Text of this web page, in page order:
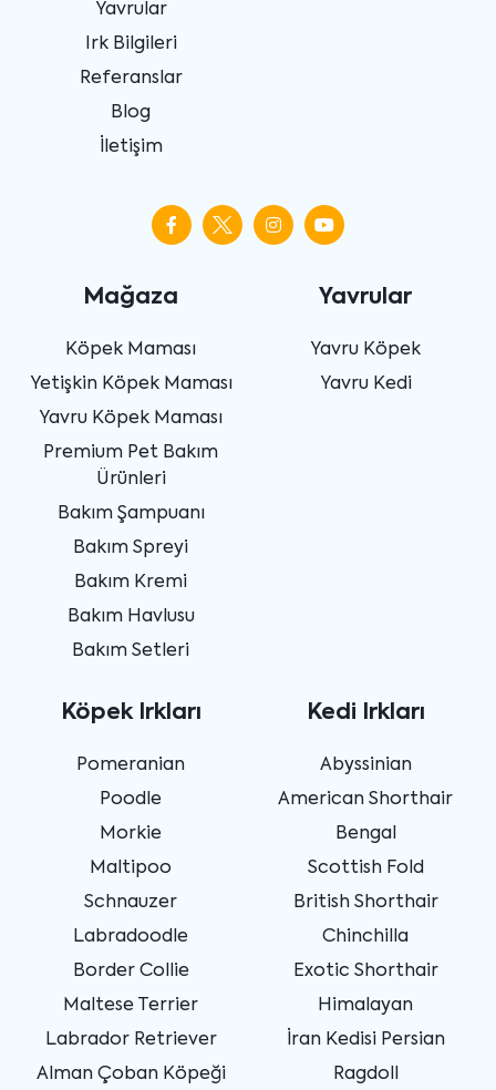
Yavrular
Irk Bilgileri
Referanslar
Blog
İletişim
Mağaza
Köpek Maması
Yetişkin Köpek Maması
Yavru Köpek Maması
Premium Pet Bakım
Ürünleri
Bakım Şampuanı
Bakım Spreyi
Bakım Kremi
Bakım Havlusu
Bakım Setleri
Yavrular
Yavru Köpek
Yavru Kedi
Köpek Irkları
Pomeranian
Poodle
Morkie
Maltipoo
Schnauzer
Labradoodle
Border Collie
Maltese Terrier
Labrador Retriever
Alman Çoban Köpeği
Kedi Irkları
Abyssinian
American Shorthair
Bengal
Scottish Fold
British Shorthair
Chinchilla
Exotic Shorthair
Himalayan
İran Kedisi Persian
Ragdoll